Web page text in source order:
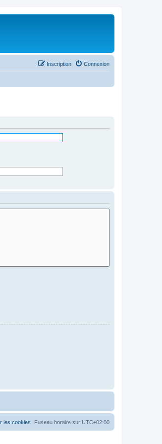
Connexion
Inscription
Fuseau horaire sur UTC+02:00
les cookies